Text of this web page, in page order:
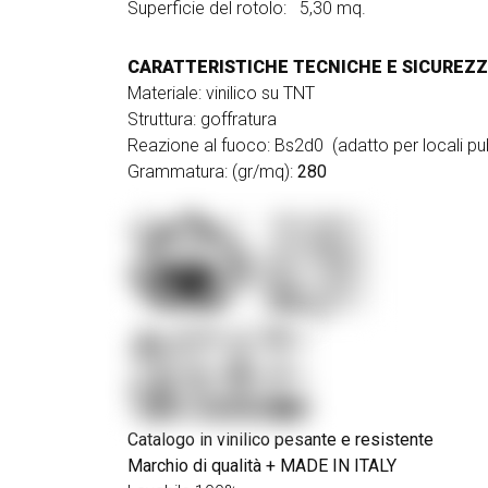
Superficie del rotolo: 5,30 mq.
CARATTERISTICHE TECNICHE E
Materiale: vinilico su TNT
Struttura: goffratura
Reazione al fuoco: Bs2d0 (adatto per locali
Grammatura: (gr/mq): 280
Catalogo in vinilico pesante e resistente
Marchio di qualità + MADE IN ITALY